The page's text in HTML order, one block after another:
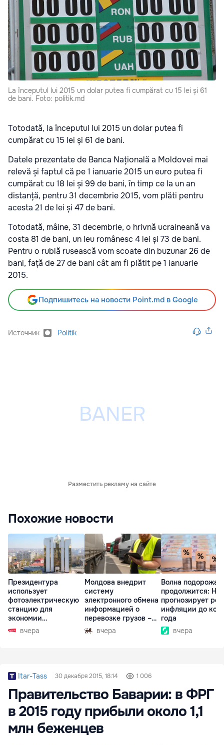
La începutul lui 2015 un dolar putea fi cumpărat cu 15 lei și 61
de bani. Foto: politik.md
Totodată, la începutul lui 2015 un dolar putea fi
cumpărat cu 15 lei și 61 de bani.
Datele prezentate de Banca Națională a Moldovei mai
relevă și faptul că pe 1 ianuarie 2015 un euro putea fi
cumpărat cu 18 lei și 99 de bani, în timp ce la un an
distanță, pentru 31 decembrie 2015, vom plăti pentru
acesta 21 de lei și 47 de bani.
Totodată, mâine, 31 decembrie, o hrivnă ucraineană va
costa 81 de bani, un leu românesc 4 lei și 73 de bani.
Pentru o rublă rusească vom scoate din buzunar 26 de
bani, față de 27 de bani cât am fi plătit pe 1 ianuarie
2015.
Подпишитесь на новости Point.md в Google
Источник Politik
Разместить рекламу на сайте
Похожие новости
Президентура
использует
фотоэлектрическую
станцию для
экономии
электроэнергии
вчера
Молдова внедрит
систему
электронного обмена
информацией о
перевозке грузов –
eFTIвчера
Волна
продолжится:
прогнозирует
инфляции до
года
вчера
Itar-Tass 30 декабря 2015, 18:14 1 006
Правительство Баварии: в ФРГ
в 2015 году прибыли около 1,1
млн беженцев